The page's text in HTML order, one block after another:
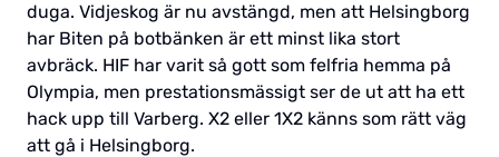
duga. Vidjeskog är nu avstängd, men att Helsingborg
har Biten på botbänken är ett minst lika stort
avbräck. HIF har varit så gott som felfria hemma på
Olympia, men prestationsmässigt ser de ut att ha ett
hack upp till Varberg. X2 eller 1X2 känns som rätt väg
att gå i Helsingborg.